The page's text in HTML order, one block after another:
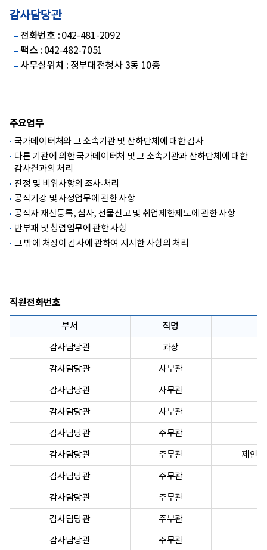
감사담당관
전화번호 : 042-481-2092
팩스 : 042-482-7051
사무실위치 : 정부대전청사 3동 10층
주요업무
국가데이터처와 그 소속기관 및 산하단체에 대한 감사
다른 기관에 의한 국가데이터처 및 그 소속기관과 산하단체에 대한
감사결과의 처리
진정 및 비위사항의 조사·처리
공직기강 및 사정업무에 관한 사항
공직자 재산등록, 심사, 선물신고 및 취업제한제도에 관한 사항
반부패 및 청렴업무에 관한 사항
그 밖에 처장이 감사에 관하여 지시한 사항의 처리
직원전화번호
부서 직명
감사담당관 과장
감사담당관 사무관
감사담당관 사무관
감사담당관 사무관
감사담당관 주무관
감사담당관 주무관 제안
감사담당관 주무관
감사담당관 주무관
감사담당관 주무관
감사담당관 주무관